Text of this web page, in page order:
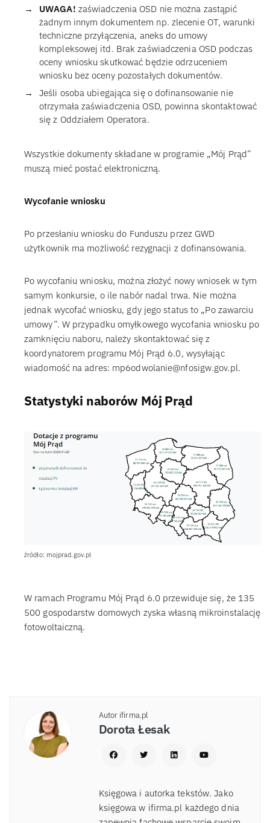
UWAGA! zaświadczenia OSD nie można zastąpić
żadnym innym dokumentem np. zlecenie OT, warunki
techniczne przyłączenia, aneks do umowy
kompleksowej itd. Brak zaświadczenia OSD podczas
oceny wniosku skutkować będzie odrzuceniem
wniosku bez oceny pozostałych dokumentów.
Jeśli osoba ubiegająca się o dofinansowanie nie
otrzymała zaświadczenia OSD, powinna skontaktować
się z Oddziałem Operatora.
Wszystkie dokumenty składane w programie „Mój Prąd”
muszą mieć postać elektroniczną.
Wycofanie wniosku
Po przesłaniu wniosku do Funduszu przez GWD
użytkownik ma możliwość rezygnacji z dofinansowania.
Po wycofaniu wniosku, można złożyć nowy wniosek w tym
samym konkursie, o ile nabór nadal trwa. Nie można
jednak wycofać wniosku, gdy jego status to „Po zawarciu
umowy”. W przypadku omyłkowego wycofania wniosku po
zamknięciu naboru, należy skontaktować się z
koordynatorem programu Mój Prąd 6.0, wysyłając
wiadomość na adres: mp6odwolanie@nfosigw.gov.pl.
Statystyki naborów Mój Prąd
źródło: mojprad.gov.pl
W ramach Programu Mój Prąd 6.0 przewiduje się, że 135
500 gospodarstw domowych zyska własną mikroinstalację
fotowoltaiczną.
Autor ifirma.pl
Dorota Łesak
Księgowa i autorka tekstów. Jako
księgowa w ifirma.pl każdego dnia